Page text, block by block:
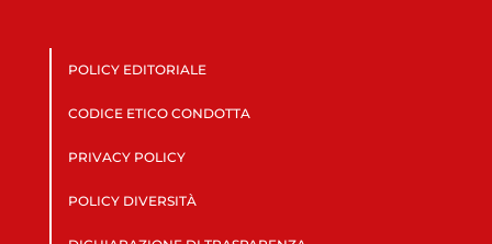
POLICY EDITORIALE
CODICE ETICO CONDOTTA
PRIVACY POLICY
POLICY DIVERSITÀ